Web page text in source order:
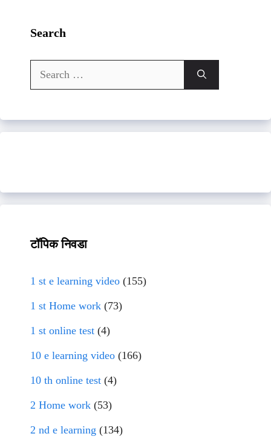
Search
Search
for:
टॉपिक निवडा
1 st e learning video (155)
1 st Home work (73)
1 st online test (4)
10 e learning video (166)
10 th online test (4)
2 Home work (53)
2 nd e learning (134)